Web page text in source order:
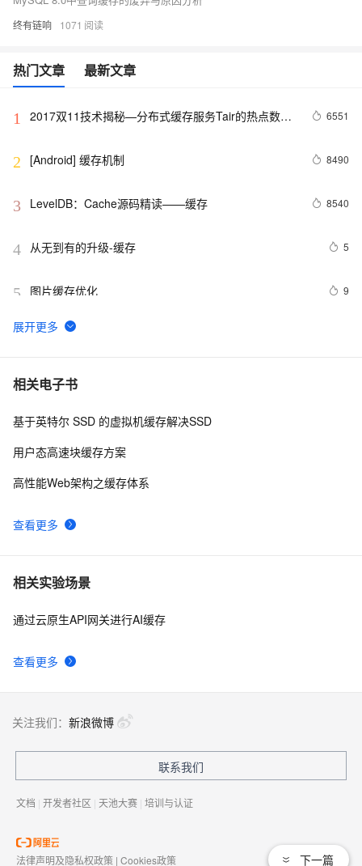
终有链响 1071
热门文章 最新文章
1
2017双11技术揭秘—分布式缓存服务Tair的热点数据
6551
2 [Android] 缓存机制 8490
3 LevelDB：Cache源码精读——缓存 8540
4 从无到有的升级-缓存 5
5 图片缓存优化 9
6
应对Memcached缓存失效，导致高并发查询DB的四种思
7 ASP.Net中的缓存方案（不仅仅是Cache和Session）（我
8 Springboot整合缓存
Microsoft.Practices.EnterpriseLibrary.Caching实现基
相关电子书
查看更多
基于英特尔 SSD 的虚拟机缓存解决SSD
用户态高速块缓存方案
高性能Web架构之缓存体系
相关实验场景
查看更多
通过云原生API网关进行AI缓存
下一篇
关注我们： 新浪微博
联系我们
文档 | 开发者社区 | 天池大赛 | 培训与认证
法律声明及隐私权政策 | Cookies政策